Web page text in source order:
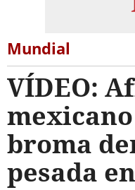
Mundial
VÍDEO:
broma
pesada